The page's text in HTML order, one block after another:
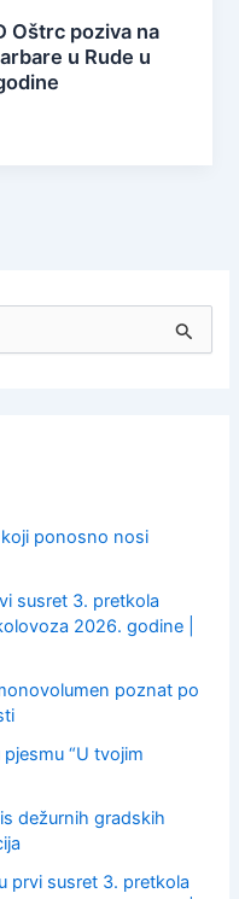
Oštrc poziva na
u Rude u
ponosno nosi
susret 3. pretkola
2026. godine |
poznat po
“U tvojim
dežurnih gradskih
prvi susret 3. pretkola